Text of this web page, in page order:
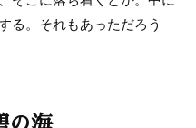
る。それもあっただろう